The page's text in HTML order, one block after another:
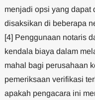
menjadi opsi yang dapat
disaksikan di beberapa
[4] Penggunaan notaris
kendala biaya dalam
mahal bagi perusahaan
pemeriksaan verifikasi
apakah pengacara ini